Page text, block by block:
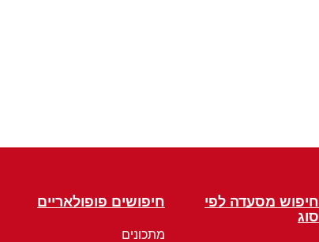
חיפוש מסעדה לפי
סוג
חיפושים פופולאריים
מתכונים